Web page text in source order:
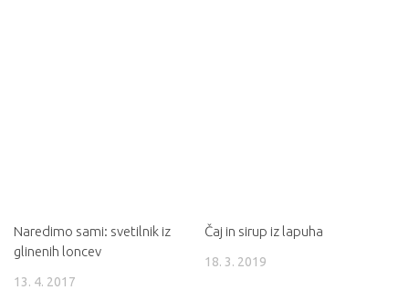
Naredimo sami: svetilnik iz
glinenih loncev
13. 4. 2017
Čaj in sirup iz lapuha
18. 3. 2019